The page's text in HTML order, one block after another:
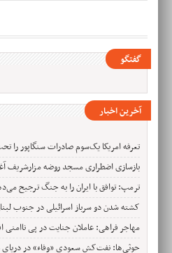
گفتگو
آخرین اخبار
تعرفه امریکا یک‌سوم صادرات سنگاپور را
بازسازی اضطراری مسجد روضه مزارشریف
ترمپ: توافق با ایران را به جنگ ترجیح
کشته شدن دو سرباز اسرائیلی در جنوب
مهاجر فراهی: عاملان جنایت در پی ناامنی
حوثی‌ها: نفت‌کش سعودی «وفاء» در